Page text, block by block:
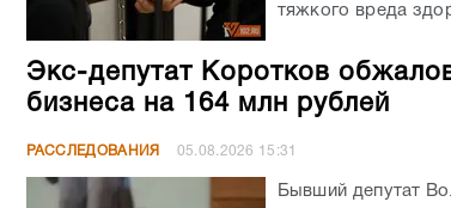
тяжкого вреда
Экс-депутат Коротков
бизнеса на 164 млн рублей
РАССЛЕДОВАНИЯ 05.08.2026 15:31
Бывший депутат